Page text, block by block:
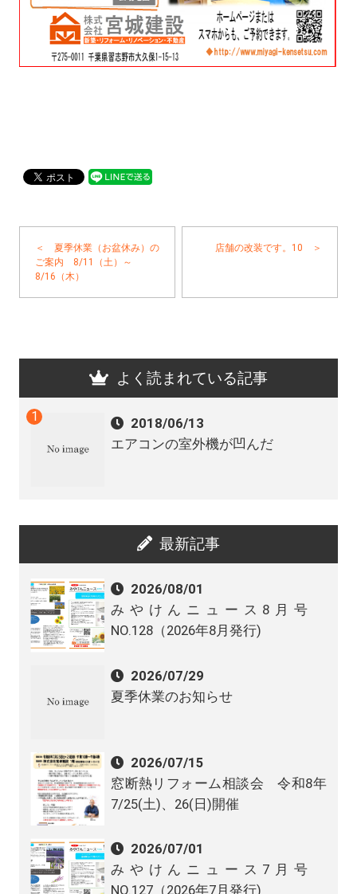
＜ 夏季休業（お盆休み）の
ご案内 8/11（土）～
8/16（木）
店舗の改装です。10 ＞
よく読まれている記事
2018/06/13
エアコンの室外機が凹んだ
最新記事
2026/08/01
みやけんニュース8月号
NO.128（2026年8月発行)
2026/07/29
夏季休業のお知らせ
2026/07/15
窓断熱リフォーム相談会 令和8年
7/25(土)、26(日)開催
2026/07/01
みやけんニュース7月号
NO.127（2026年7月発行)